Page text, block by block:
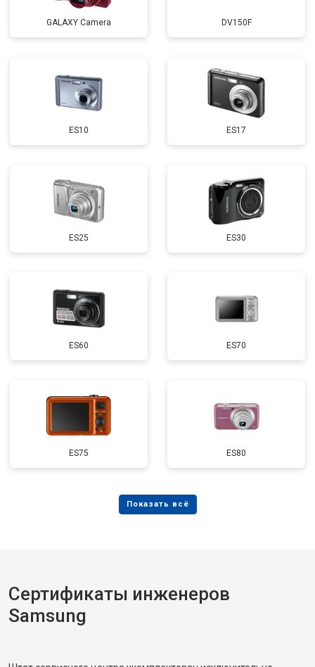
GALAXY Camera DV150F
ES10 ES17
ES25 ES30
ES60 ES70
ES75 ES80
Сертификаты инженеров
Samsung